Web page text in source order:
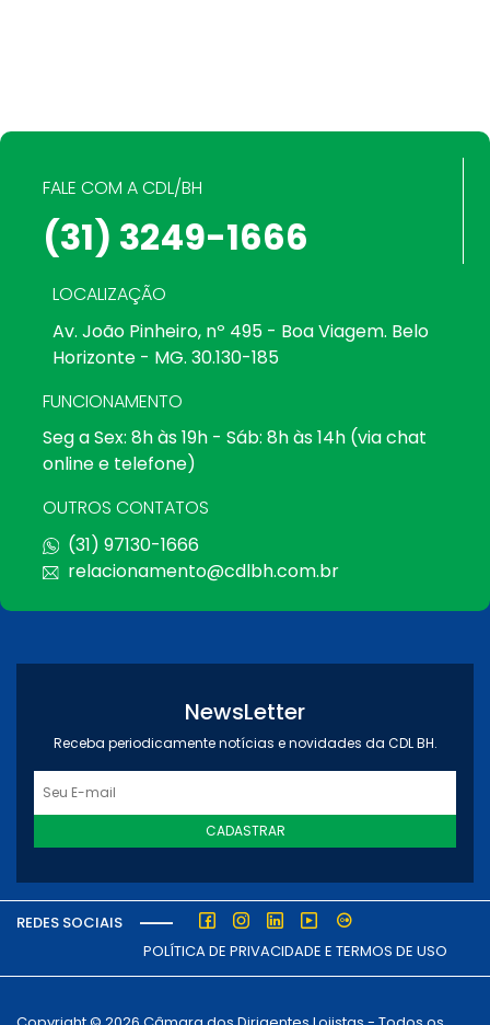
FALE COM A CDL/BH
(31) 3249-1666
LOCALIZAÇÃO
Av. João Pinheiro, nº 495 - Boa Viagem. Belo
Horizonte - MG. 30.130-185
FUNCIONAMENTO
Seg a Sex: 8h às 19h - Sáb: 8h às 14h (via chat
online e telefone)
OUTROS CONTATOS
(31) 97130-1666
relacionamento@cdlbh.com.br
NewsLetter
Receba periodicamente notícias e novidades da CDL BH.
CADASTRAR
REDES SOCIAIS
POLÍTICA DE PRIVACIDADE E TERMOS DE USO